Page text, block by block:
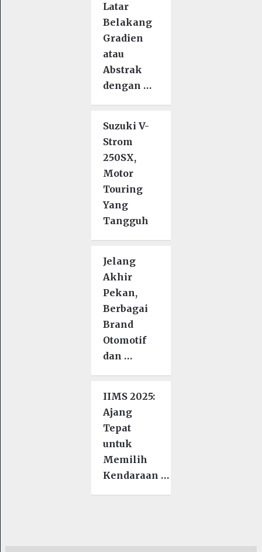
Latar
Belakang
Gradien
atau
Abstrak
dengan …
Suzuki V-
Strom
250SX,
Motor
Touring
Yang
Tangguh
Jelang
Akhir
Pekan,
Berbagai
Brand
Otomotif
dan …
IIMS 2025:
Ajang
Tepat
untuk
Memilih
Kendaraan …